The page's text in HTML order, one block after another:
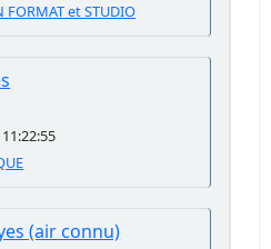
et STUDIO
(air connu)